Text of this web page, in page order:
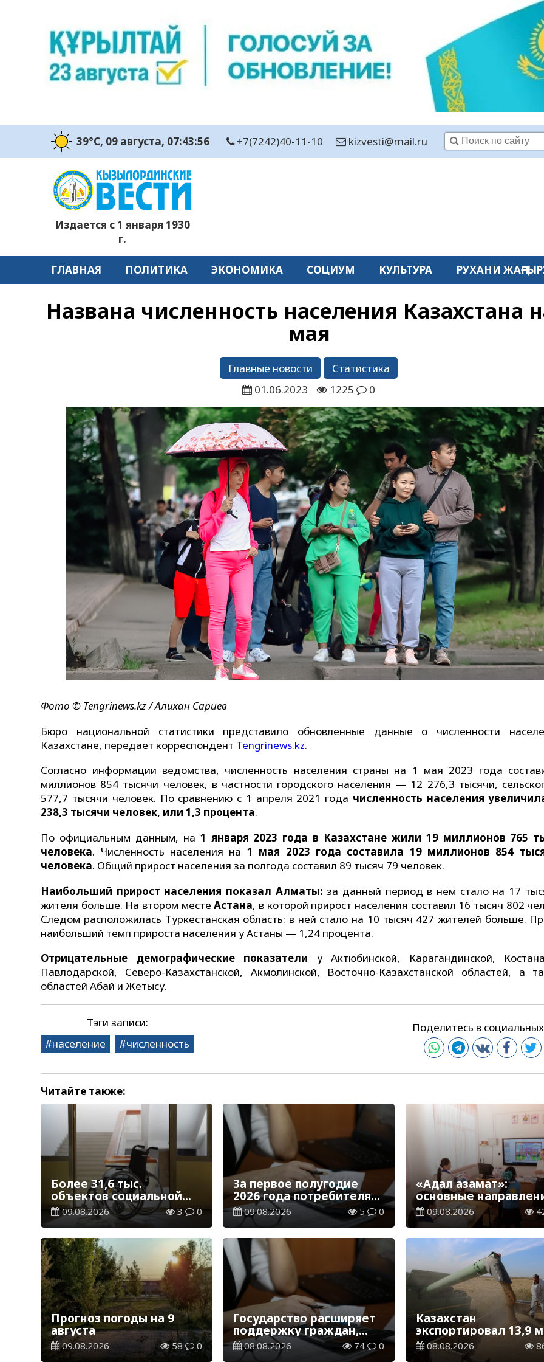
39°C, 09 августа, 07:43:57 +7(7242)40-11-10 kizvesti@mail.ru
Издается с 1 января 1930
г.
ГЛАВНАЯ ПОЛИТИКА ЭКОНОМИКА СОЦИУМ КУЛЬТУРА РУХАНИ
Названа численность населения Казахстана
мая
Главные новости
Статистика
01.06.2023
1225 0
Фото ©️ Tengrinews.kz / Алихан Сариев
Бюро национальной статистики представило обновленные данные о численности
Казахстане, передает корреспондент Tengrinews.kz.
Согласно информации ведомства, численность населения страны на 1 мая 2023 года
миллионов 854 тысячи человек, в частности городского населения — 12 276,3 тысячи,
577,7 тысячи человек. По сравнению с 1 апреля 2021 года численность населения
238,3 тысячи человек, или 1,3 процента.
По официальным данным, на 1 января 2023 года в Казахстане жили 19 миллионов 765
человека. Численность населения на 1 мая 2023 года составила 19 миллионов 854
человека. Общий прирост населения за полгода составил 89 тысяч 79 человек.
Наибольший прирост населения показал Алматы: за данный период в нем стало на 17
жителя больше. На втором местеАстана, в которой прирост населения составил 16 тысяч 802
Следом расположилась Туркестанская область: в ней стало на 10 тысяч 427 жителей больше.
наибольший темп прироста населения у Астаны — 1,24 процента.
Отрицательные демографические показатели у Актюбинской, Карагандинской,
Павлодарской, Северо-Казахстанской, Акмолинской, Восточно-Казахстанской областей, а
областей Абай и Жетысу.
Тэги записи:
население
численность
Поделитесь в
Читайте также:
Более 31,6 тыс.
объектов социальной
инфраструктуры
адаптированы для лиц с
инвалидностью
09.08.2026 3 0
За первое полугодие
2026 года потребителям
возвращено 1,5 млрд
тенге
09.08.2026 5 0
«Адал азамат»:
основные
воспитательной
в новом учебном году
09.08.2026
Прогноз погоды на 9
августа
09.08.2026 58 0
Государство расширяет
поддержку граждан,
переезжающих в новые
регионы для работы
08.08.2026 74 0
Казахстан
экспортировал 13,9
тонн зерна и муки в
зерновом
08.08.2026